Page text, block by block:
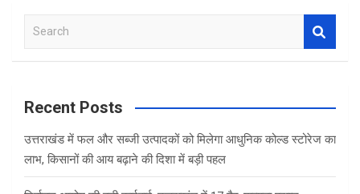
k
a
c
Recent Posts
उत्तराखंड में फल और सब्जी उत्पादकों को मिलेगा आधुनिक कोल्ड स्टोरेज का
लाभ, किसानों की आय बढ़ाने की दिशा में बड़ी पहल